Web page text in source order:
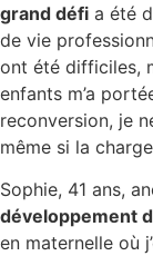
grand défi a été
de vie
ont été difficiles,
enfants m’a
reconversion, je
même si la
Sophie, 41 ans,
développement
en maternelle où